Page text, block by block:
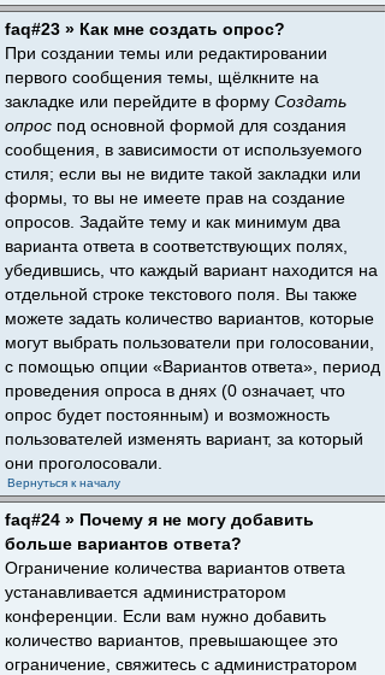
faq#23 » Как мне создать опрос?
При создании темы или редактировании
первого сообщения темы, щёлкните на
закладке или перейдите в форму Создать
опрос под основной формой для создания
сообщения, в зависимости от используемого
стиля; если вы не видите такой закладки или
формы, то вы не имеете прав на создание
опросов. Задайте тему и как минимум два
варианта ответа в соответствующих полях,
убедившись, что каждый вариант находится на
отдельной строке текстового поля. Вы также
можете задать количество вариантов, которые
могут выбрать пользователи при голосовании,
с помощью опции «Вариантов ответа», период
проведения опроса в днях (0 означает, что
опрос будет постоянным) и возможность
пользователей изменять вариант, за который
они проголосовали.
Вернуться к началу
faq#24 » Почему я не могу добавить
больше вариантов ответа?
Ограничение количества вариантов ответа
устанавливается администратором
конференции. Если вам нужно добавить
количество вариантов, превышающее это
ограничение, свяжитесь с администратором